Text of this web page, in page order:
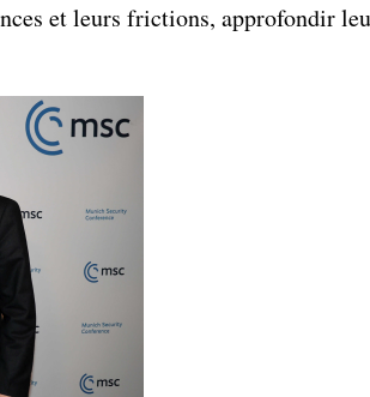
et leurs frictions, approfondir